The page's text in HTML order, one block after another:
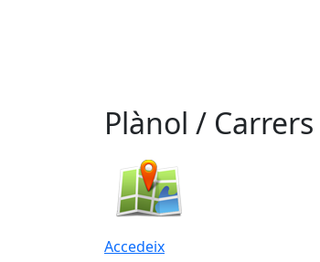
Plànol / Carrers
Accedeix